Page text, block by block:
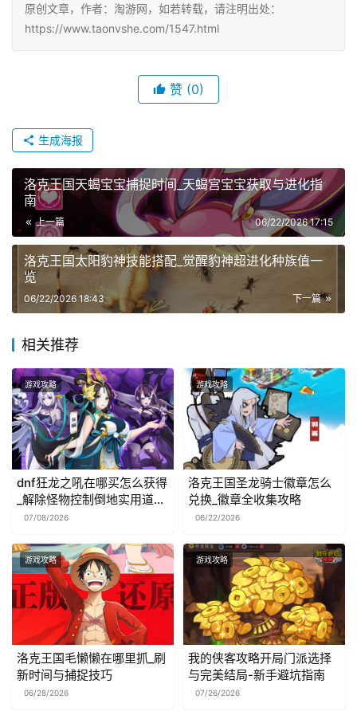
原创文章，作者：淘游网，如若转载，请注明出处：
https://www.taonvshe.com/1547.html
赞 (0)
生成海报
洛克王国天蝎宝宝捕捉时间_天蝎宫宝宝获取与进化指
南
上一篇 06/22/2026 17:15
洛克王国太阳豹神技能搭配_觉醒豹神超进化种族值一
览
下一篇
06/22/2026 18:43
相关推荐
游戏攻略
dnf狂龙之吼在哪买怎么获得
_解除怪物控制倒地实用道具
解析
07/08/2026
游戏攻略
洛克王国圣龙骑士徽章怎么
兑换_徽章全收集攻略
06/22/2026
游戏攻略
洛克王国毛懒懒在哪里抓_刷
新时间与捕捉技巧
06/28/2026
游戏攻略
我的侠客攻略开局门派选择
与完美结局-新手避坑指南
07/26/2026